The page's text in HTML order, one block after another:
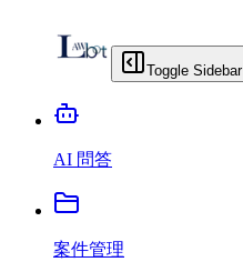
Toggle Sidebar
AI 問答
案件管理